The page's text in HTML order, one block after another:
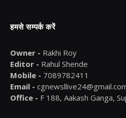
हमसे सम्पर्क करें
Owner - Rakhi Roy
Editor - Rahul Shende
Mobile - 7089782411
Email -
Office - F 188, Aakash Ganga,